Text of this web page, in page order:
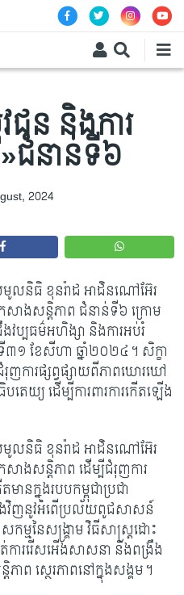
ន និងការ
ជំនាន់ទី៦
2024
មូលនិធិ ខុនរ៉ាដ អាដិនណៅអ៊ែរ
សាងសន្តិភាព ជំនាន់ទី៦ ក្រោម
ប្បធម៌អហិង្សា និងការអប់រំ
៣១ ខែសីហា ឆ្នាំ២០២៤។ សិក្ខា
ការផ្សព្វផ្សាយពីភាពឃោរឃៅ
តេយ្យ ដើម្បីការពារការកើតឡើង
មូលនិធិ ខុនរ៉ាដ អាដិនណៅអ៊ែរ
ាងសន្តិភាព ដើម្បីជំរុញការ
នក្នុងរបបកម្ពុជាប្រជា
ើងវិញនូវអំពើប្រល័យពូជសាសន៍
ម្មនៃសង្គ្រាម វិធីសាស្ត្រដោះ
ការរើសអើងសាសនា និងពង្រឹង
ាព ស្ថេរភាពនៅក្នុងសង្គម។